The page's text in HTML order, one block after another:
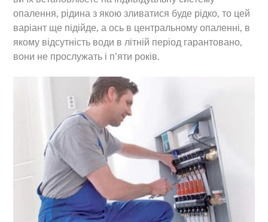
опалення, рідина з якою зливатися буде рідко, то цей
варіант ще підійде, а ось в центральному опаленні, в
якому відсутність води в літній період гарантовано,
вони не прослужать і п’яти років.